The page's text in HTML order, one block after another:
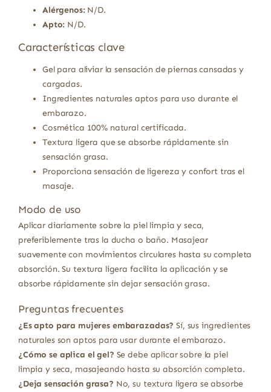
Alérgenos:N/D.
Apto: N/D.
Características clave
Gel para aliviar la sensación de piernas cansadas y
cargadas.
Ingredientes naturales aptos para uso durante el
embarazo.
Cosmética 100% natural certificada.
Textura ligera que se absorbe rápidamente sin
sensación grasa.
Proporciona sensación de ligereza y confort tras el
masaje.
Modo de uso
Aplicar diariamente sobre la piel limpia y seca,
preferiblemente tras la ducha o baño. Masajear
suavemente con movimientos circulares hasta su completa
absorción. Su textura ligera facilita la aplicación y se
absorbe rápidamente sin dejar sensación grasa.
Preguntas frecuentes
¿Es apto para mujeres embarazadas? Sí, sus ingredientes
naturales son aptos para usar durante el embarazo.
¿Cómo se aplica el gel? Se debe aplicar sobre la piel
limpia y seca, masajeando hasta su absorción completa.
¿Deja sensación grasa? No, su textura ligera se absorbe